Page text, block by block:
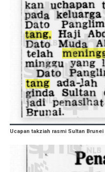
Ucapan takziah rasmi Sultan Brunei